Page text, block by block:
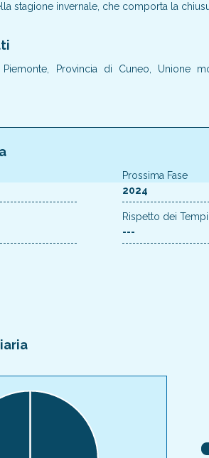
stagione invernale, che comporta la
Piemonte, Provincia di Cuneo, Unione
Prossima Fase
2024
Rispetto dei Tempi
---